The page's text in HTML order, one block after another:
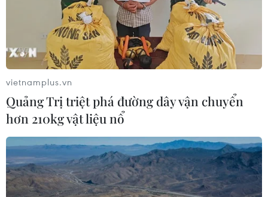
vietnamplus.vn
Quảng Trị triệt phá đường dây vận chuyển
hơn 210kg vật liệu nổ